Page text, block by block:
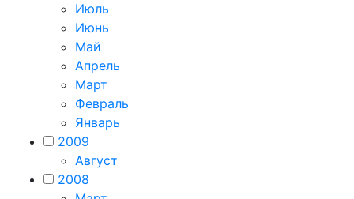
Июль
Июнь
Май
Апрель
Март
Февраль
Январь
2009
Август
2008